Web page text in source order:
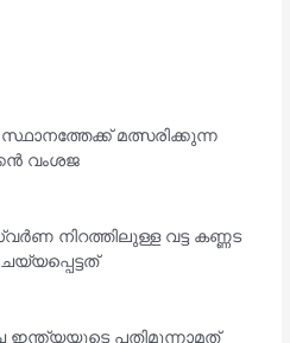
മത്സരിക്കുന്ന
വംശജ
നിറത്തിലുള്ള വട്ട കണ്ണട
ഇന്ത്യയുടെ പതിമൂന്നാമത്